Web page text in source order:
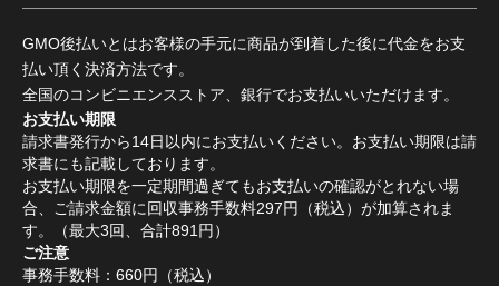
GMO後払いとはお客様の手元に商品が到着した後に代金をお支
払い頂く決済方法です。
全国のコンビニエンスストア、銀行でお支払いいただけます。
お支払い期限
請求書発行から14日以内にお支払いください。お支払い期限は請
求書にも記載しております。
お支払い期限を一定期間過ぎてもお支払いの確認がとれない場
合、ご請求金額に回収事務手数料297円（税込）が加算されま
す。（最大3回、合計891円）
ご注意
事務手数料：660円（税込）